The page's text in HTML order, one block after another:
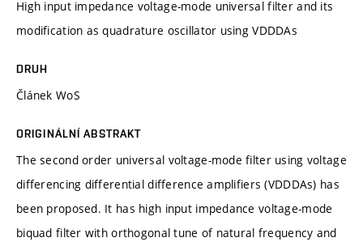
High input impedance voltage-mode universal filter and its
modification as quadrature oscillator using VDDDAs
DRUH
Článek WoS
ORIGINÁLNÍ ABSTRAKT
The second order universal voltage-mode filter using voltage
differencing differential difference amplifiers (VDDDAs) has
been proposed. It has high input impedance voltage-mode
biquad filter with orthogonal tune of natural frequency and